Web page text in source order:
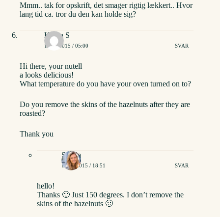
Mmm.. tak for opskrift, det smager rigtig lækkert.. Hvor
lang tid ca. tror du den kan holde sig?
Karen S
17/02/2015 / 05:00 SVAR
Hi there, your nutell
a looks delicious!
What temperature do you have your oven turned on to?
Do you remove the skins of the hazelnuts after they are
roasted?
Thank you
Stinna
17/02/2015 / 18:51 SVAR
hello!
Thanks 🙂 Just 150 degrees. I don’t remove the
skins of the hazelnuts 🙂